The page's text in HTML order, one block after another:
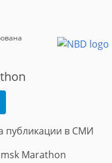
публикации в СМИ
Marathon